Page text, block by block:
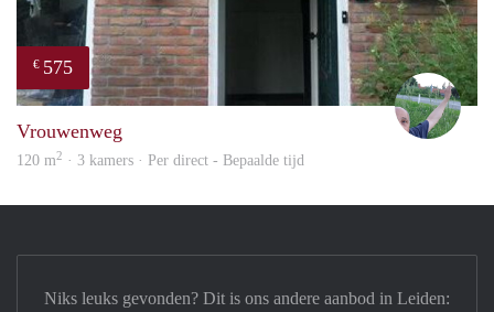
€ 575
S.S.
Vrouwenweg
120 m2 · 3 kamers · Per direct - Bepaalde tijd
Niks leuks gevonden? Dit is ons andere aanbod in Leiden: